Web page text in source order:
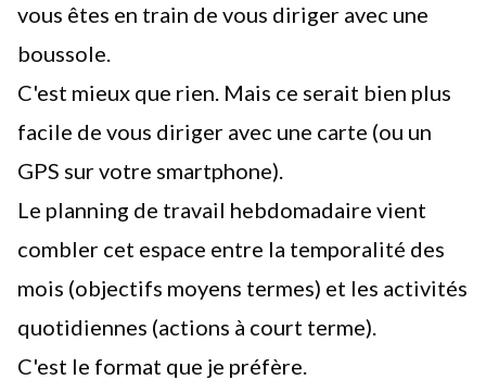
vous êtes en train de vous diriger avec une
boussole.
C'est mieux que rien. Mais ce serait bien plus
facile de vous diriger avec une carte (ou un
GPS sur votre smartphone).
Le planning de travail hebdomadaire vient
combler cet espace entre la temporalité des
mois (objectifs moyens termes) et les activités
quotidiennes (actions à court terme).
C'est le format que je préfère.